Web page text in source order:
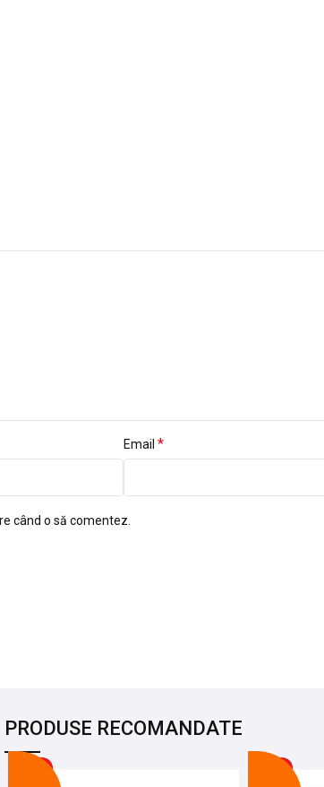
Email *
când o să comentez.
PRODUSE RECOMANDATE